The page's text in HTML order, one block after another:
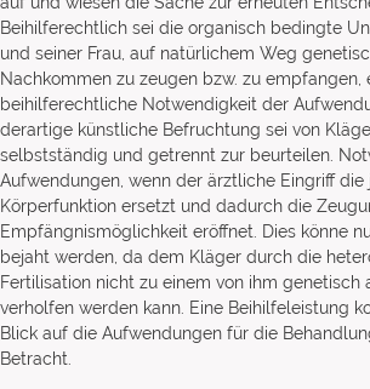
Beihilferechtlich sei die organisch bedingte
und seiner Frau, auf natürlichem Weg
Nachkommen zu zeugen bzw. zu empfangen,
beihilferechtliche Notwendigkeit der
derartige künstliche Befruchtung sei von
selbstständig und getrennt zur beurteilen.
Aufwendungen, wenn der ärztliche Eingriff
Körperfunktion ersetzt und dadurch die
Empfängnismöglichkeit eröffnet. Dies könne
bejaht werden, da dem Kläger durch die
Fertilisation nicht zu einem von ihm genetisch
verholfen werden kann. Eine Beihilfeleistung
Blick auf die Aufwendungen für die
Betracht.